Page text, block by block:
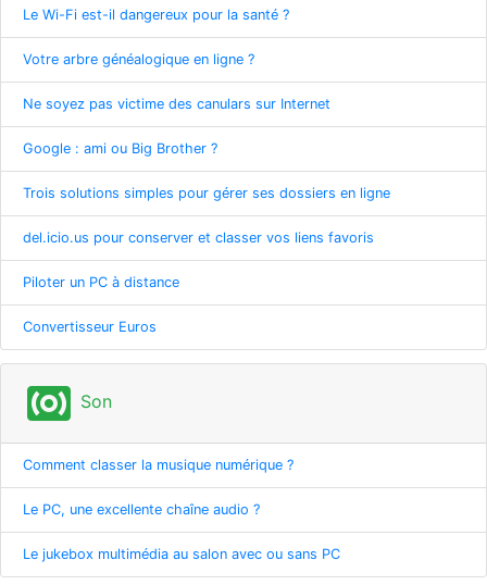
Le Wi-Fi est-il dangereux pour la santé ?
Votre arbre généalogique en ligne ?
Ne soyez pas victime des canulars sur Internet
Google : ami ou Big Brother ?
Trois solutions simples pour gérer ses dossiers en ligne
del.icio.us pour conserver et classer vos liens favoris
Piloter un PC à distance
Convertisseur Euros
surround_sound Son
Comment classer la musique numérique ?
Le PC, une excellente chaîne audio ?
Le jukebox multimédia au salon avec ou sans PC